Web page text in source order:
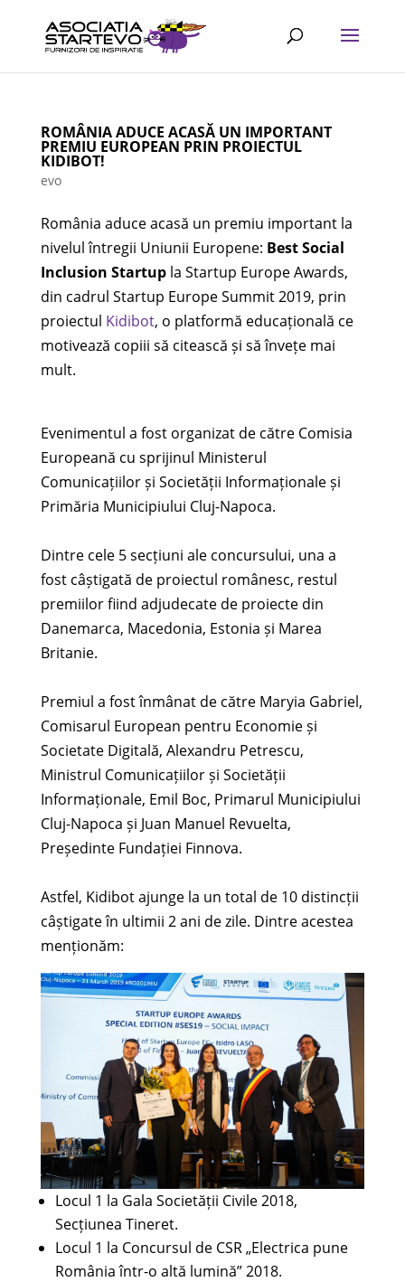
ROMÂNIA ADUCE ACASĂ UN IMPORTANT
PREMIU EUROPEAN PRIN PROIECTUL
KIDIBOT!
evo
România aduce acasă un premiu important la
nivelul întregii Uniunii Europene: Best Social
Inclusion Startupla Startup Europe Awards,
din cadrul Startup Europe Summit 2019, prin
proiectul Kidibot, o platformă educațională ce
motivează copiii să citească și să învețe mai
mult.
Evenimentul a fost organizat de către Comisia
Europeană cu sprijinul Ministerul
Comunicațiilor și Societății Informaționale și
Primăria Municipiului Cluj-Napoca.
Dintre cele 5 secțiuni ale concursului, una a
fost câștigată de proiectul românesc, restul
premiilor fiind adjudecate de proiecte din
Danemarca, Macedonia, Estonia și Marea
Britanie.
Premiul a fost înmânat de către Maryia Gabriel,
Comisarul European pentru Economie și
Societate Digitală, Alexandru Petrescu,
Ministrul Comunicațiilor și Societății
Informaționale, Emil Boc, Primarul Municipiului
Cluj-Napoca și Juan Manuel Revuelta,
Președinte Fundației Finnova.
Astfel, Kidibot ajunge la un total de 10 distincții
câștigate în ultimii 2 ani de zile. Dintre acestea
menționăm:
Locul 1 la Gala Societății Civile 2018,
Secțiunea Tineret.
Locul 1 la Concursul de CSR „Electrica pune
România într-o altă lumină” 2018.